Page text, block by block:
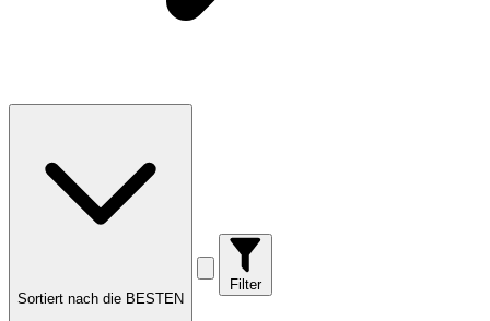
Sortiert nach die BESTEN
Filter